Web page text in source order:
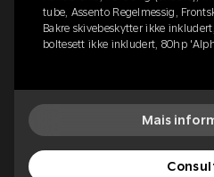
tube, Assento Regelmessig,
Bakre skivebeskytter ikke
boltesett ikke inkludert, 80hp
Mais